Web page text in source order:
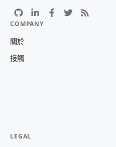
COMPANY
關於
接觸
LEGAL